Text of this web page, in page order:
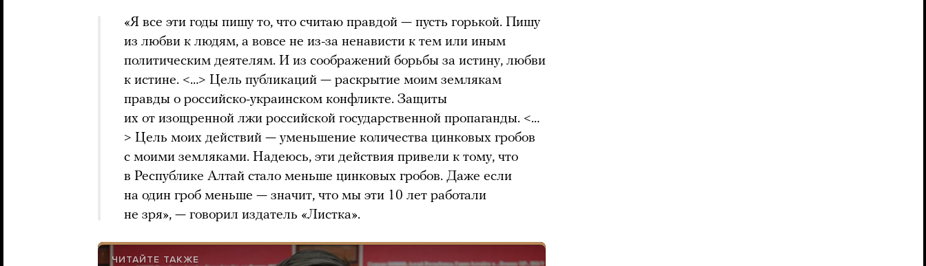
«Я все эти годы пишу то, что считаю правдой — пусть горькой. Пишу
из любви к людям, а вовсе не из-за ненависти к тем или иным
политическим деятелям. И из соображений борьбы за истину, любви
к истине. < … > Цель публикаций — раскрытие моим землякам
правды о российско-украинском конфликте. Защиты
их от изощренной лжи российской государственной пропаганды. <…
> Цель моих действий — уменьшение количества цинковых гробов
с моими земляками. Надеюсь, эти действия привели к тому, что
в Республике Алтай стало меньше цинковых гробов. Даже если
на один гроб меньше — значит, что мы эти 10 лет работали
не зря», — говорил издатель «Листка».
ЧИТАЙТЕ ТАКЖЕ